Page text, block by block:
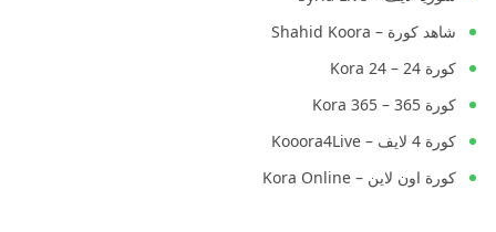
شاهد كورة – Shahid Koora
كورة 24 – Kora 24
كورة 365 – Kora 365
كورة 4 لايف – Kooora4Live
كورة اون لاين – Kora Online